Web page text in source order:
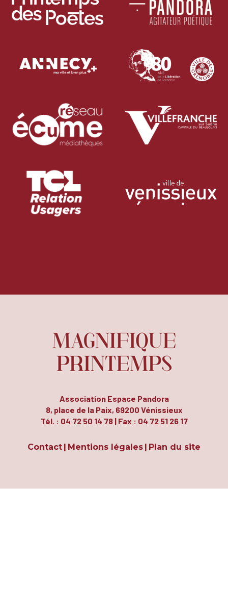
Association Espace Pandora
8, place de la Paix, 69200 Vénissieux
Tél. : 04 72 50 14 78 | Fax : 04 72 51 26 17
Contact Mentions légales Plan du site